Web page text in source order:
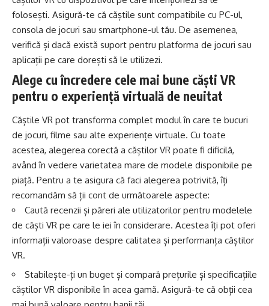
folosești. Asigură-te că căștile sunt compatibile cu PC-ul,
consola de jocuri sau smartphone-ul tău. De asemenea,
verifică și dacă există suport pentru platforma de jocuri sau
aplicații pe care dorești să le utilizezi.
Alege cu încredere cele mai bune căști VR
pentru o experiență virtuală de neuitat
Căștile VR pot transforma complet modul în care te bucuri
de jocuri, filme sau alte experiențe virtuale. Cu toate
acestea, alegerea corectă a căștilor VR poate fi dificilă,
având în vedere varietatea mare de modele disponibile pe
piață. Pentru a te asigura că faci alegerea potrivită, îți
recomandăm să ții cont de următoarele aspecte:
Caută recenzii și păreri ale utilizatorilor pentru modelele
de căști VR pe care le iei în considerare. Acestea îți pot oferi
informații valoroase despre calitatea și performanța căștilor
VR.
Stabilește-ți un buget și compară prețurile și specificațiile
căștilor VR disponibile în acea gamă. Asigură-te că obții cea